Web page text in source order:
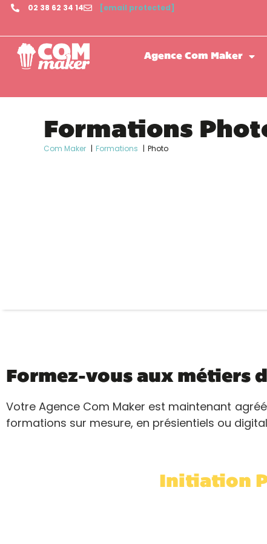
02 38 62 34 14 [email protected]
Agence Com Maker
Formations
Com Maker Formations Photo
Formez-vous aux métiers
Votre Agence Com Maker est maintenant
formations sur mesure, en présientiels ou
Initiation